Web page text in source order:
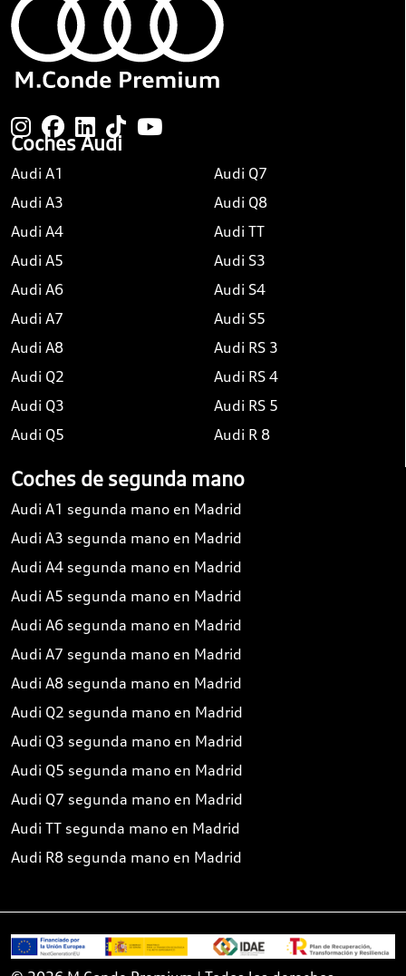
Coches Audi
Audi A1
Audi A3
Audi A4
Audi A5
Audi A6
Audi A7
Audi A8
Audi Q2
Audi Q3
Audi Q5
Audi Q7
Audi Q8
Audi TT
Audi S3
Audi S4
Audi S5
Audi RS 3
Audi RS 4
Audi RS 5
Audi R 8
Coches de segunda mano
Audi A1 segunda mano en Madrid
Audi A3 segunda mano en Madrid
Audi A4 segunda mano en Madrid
Audi A5 segunda mano en Madrid
Audi A6 segunda mano en Madrid
Audi A7 segunda mano en Madrid
Audi A8 segunda mano en Madrid
Audi Q2 segunda mano en Madrid
Audi Q3 segunda mano en Madrid
Audi Q5 segunda mano en Madrid
Audi Q7 segunda mano en Madrid
Audi TT segunda mano en Madrid
Audi R8 segunda mano en Madrid